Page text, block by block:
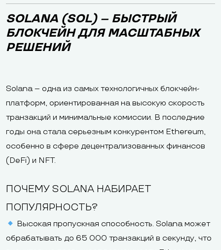
SOLANA (SOL) – БЫСТРЫЙ
БЛОКЧЕЙН ДЛЯ МАСШТАБНЫХ
РЕШЕНИЙ
Solana – одна из самых технологичных блокчейн-
платформ, ориентированная на высокую скорость
транзакций и минимальные комиссии. В последние
годы она стала серьезным конкурентом Ethereum,
особенно в сфере децентрализованных финансов
(DeFi) и NFT.
ПОЧЕМУ SOLANA НАБИРАЕТ
ПОПУЛЯРНОСТЬ?
Высокая пропускная способность. Solana может
обрабатывать до 65 000 транзакций в секунду, что